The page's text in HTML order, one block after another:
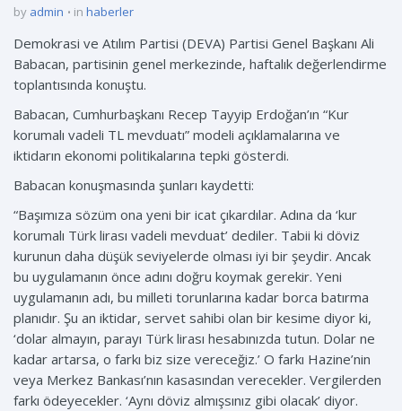
by admin in haberler
Demokrasi ve Atılım Partisi (DEVA) Partisi Genel Başkanı Ali
Babacan, partisinin genel merkezinde, haftalık değerlendirme
toplantısında konuştu.
Babacan, Cumhurbaşkanı Recep Tayyip Erdoğan’ın “Kur
korumalı vadeli TL mevduatı” modeli açıklamalarına ve
iktidarın ekonomi politikalarına tepki gösterdi.
Babacan konuşmasında şunları kaydetti:
“Başımıza sözüm ona yeni bir icat çıkardılar. Adına da ‘kur
korumalı Türk lirası vadeli mevduat’ dediler. Tabii ki döviz
kurunun daha düşük seviyelerde olması iyi bir şeydir. Ancak
bu uygulamanın önce adını doğru koymak gerekir. Yeni
uygulamanın adı, bu milleti torunlarına kadar borca batırma
planıdır. Şu an iktidar, servet sahibi olan bir kesime diyor ki,
‘dolar almayın, parayı Türk lirası hesabınızda tutun. Dolar ne
kadar artarsa, o farkı biz size vereceğiz.’ O farkı Hazine’nin
veya Merkez Bankası’nın kasasından verecekler. Vergilerden
farkı ödeyecekler. ‘Aynı döviz almışsınız gibi olacak’ diyor.